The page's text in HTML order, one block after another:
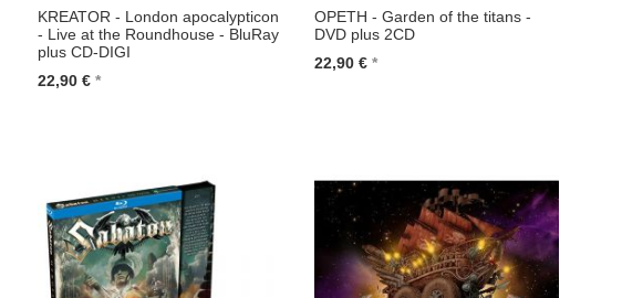
KREATOR - London apocalypticon
- Live at the Roundhouse - BluRay
plus CD-DIGI
22,90 €
OPETH - Garden of the titans -
DVD plus 2CD
22,90 €